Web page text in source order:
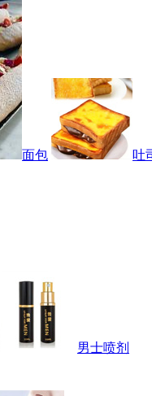
面包 吐
男士喷剂